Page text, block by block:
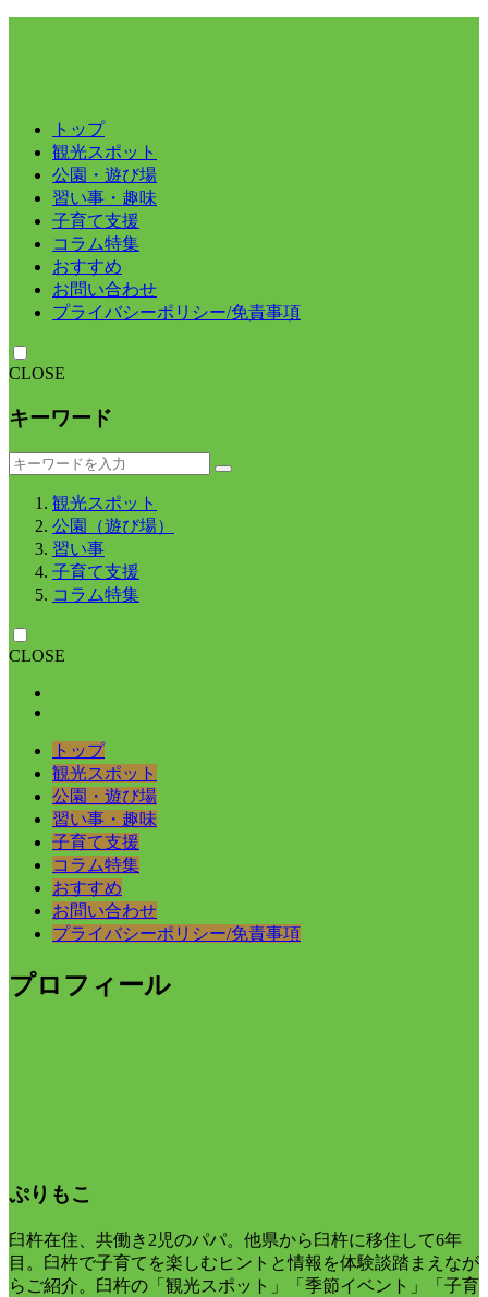
トップ
観光スポット
公園・遊び場
習い事・趣味
子育て支援
コラム特集
おすすめ
お問い合わせ
プライバシーポリシー/免責事項
CLOSE
キーワード
観光スポット
公園（遊び場）
習い事
子育て支援
コラム特集
CLOSE
トップ
観光スポット
公園・遊び場
習い事・趣味
子育て支援
コラム特集
おすすめ
お問い合わせ
プライバシーポリシー/免責事項
プロフィール
ぷりもこ
臼杵在住、共働き2児のパパ。他県から臼杵に移住して6年
目。臼杵で子育てを楽しむヒントと情報を体験談踏まえなが
らご紹介。臼杵の「観光スポット」「季節イベント」「子育